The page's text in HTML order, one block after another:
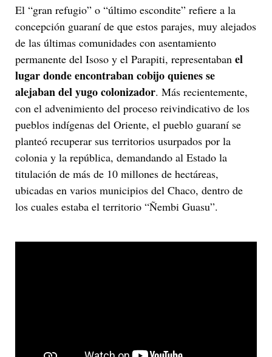
El “gran refugio” o “último escondite” refiere a la
concepción guaraní de que estos parajes, muy alejados
de las últimas comunidades con asentamiento
permanente del Isoso y el Parapiti, representaban el
lugar donde encontraban cobijo quienes se
alejaban del yugo colonizador. Más recientemente,
con el advenimiento del proceso reivindicativo de los
pueblos indígenas del Oriente, el pueblo guaraní se
planteó recuperar sus territorios usurpados por la
colonia y la república, demandando al Estado la
titulación de más de 10 millones de hectáreas,
ubicadas en varios municipios del Chaco, dentro de
los cuales estaba el territorio “Ñembi Guasu”.